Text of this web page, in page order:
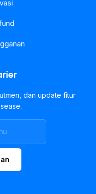
dan update fitur